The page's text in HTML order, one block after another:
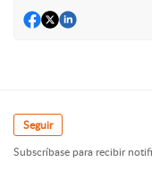
Seguir
Subscríbase para recibir